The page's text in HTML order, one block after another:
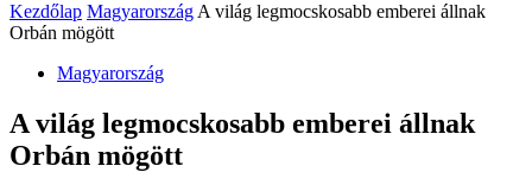
Kezdőlap Magyarország A világ legmocskosabb emberei állnak
Orbán mögött
Magyarország
A világ legmocskosabb emberei állnak
Orbán mögött